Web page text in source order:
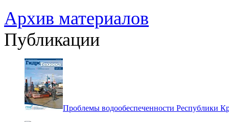
Архив материалов
Публикации
Проблемы водообеспеченности Республики